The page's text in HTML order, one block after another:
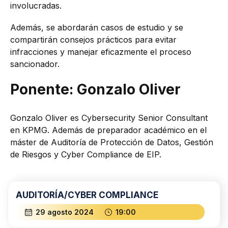
involucradas.
Además, se abordarán casos de estudio y se
compartirán consejos prácticos para evitar
infracciones y manejar eficazmente el proceso
sancionador.
Ponente: Gonzalo Oliver
Gonzalo Oliver es Cybersecurity Senior Consultant
en KPMG. Además de preparador académico en el
máster de Auditoría de Protección de Datos, Gestión
de Riesgos y Cyber Compliance de EIP.
AUDITORÍA/CYBER COMPLIANCE
29 agosto 2024 19:00